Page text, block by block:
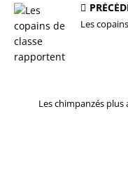
Les
Les chimpanzés